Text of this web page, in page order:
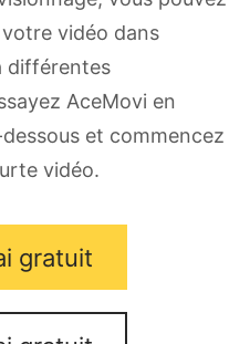
vidéo dans
différentes
AceMovi en
et commencez
vidéo.
gratuit